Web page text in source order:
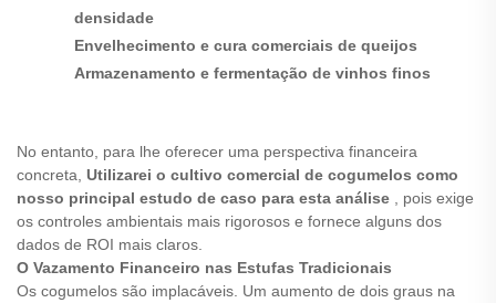
densidade
Envelhecimento e cura comerciais de queijos
Armazenamento e fermentação de vinhos finos
No entanto, para lhe oferecer uma perspectiva financeira
concreta, Utilizarei o cultivo comercial de cogumelos como
nosso principal estudo de caso para esta análise
, pois exige
os controles ambientais mais rigorosos e fornece alguns dos
dados de ROI mais claros.
O Vazamento Financeiro nas Estufas Tradicionais
Os cogumelos são implacáveis. Um aumento de dois graus na